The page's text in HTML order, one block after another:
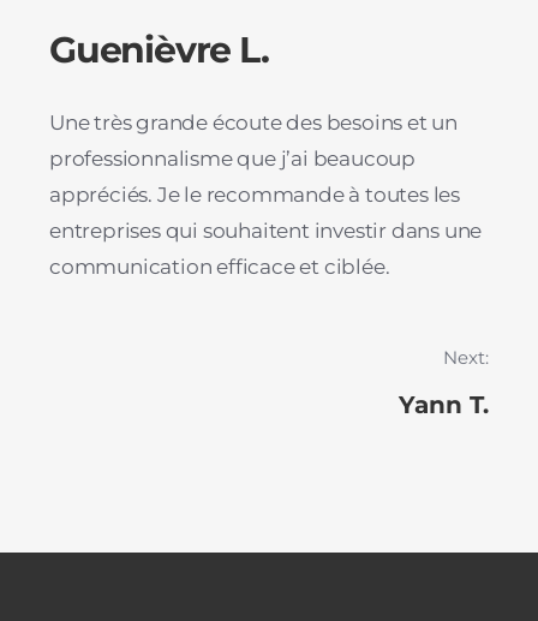
Guenièvre L.
Une très grande écoute des besoins et un
professionnalisme que j’ai beaucoup
appréciés. Je le recommande à toutes les
entreprises qui souhaitent investir dans une
communication efficace et ciblée.
Next:
Yann T.